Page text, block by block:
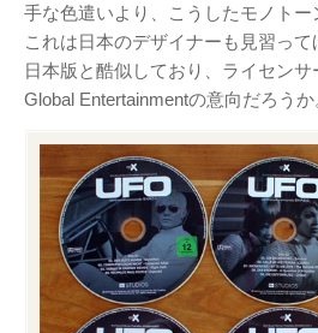
FAB
FANDERSON
HTML Internet Explorer NHK
WebARENA SuiteX
YouTube
アフィリエイト アマゾン カフェ
カレンダー キャンペーン キヤノン
ギャラリー グッズ サ
ンダーバード ジェリ
ー・アンダーソン
手な色遣いより、こうしたモノトー
これは日本のデザイナーも見習っ
日本版と酷似しており、ライセンサ
Global Entertainmentの意向だろうか